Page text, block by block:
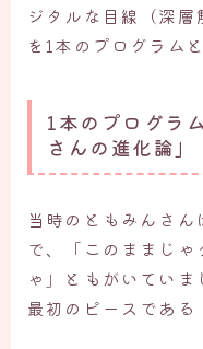
ジタルな目線（深
を1本のプログラム
1本のプログラ
さんの進化論」
当時のともみんさ
で、「このままじ
ゃ」ともがいていま
最初のピースである